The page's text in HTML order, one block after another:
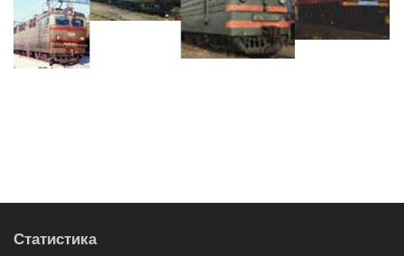
Статистика